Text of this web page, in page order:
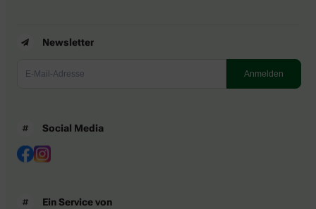
Newsletter
Social Media
Ein Service von